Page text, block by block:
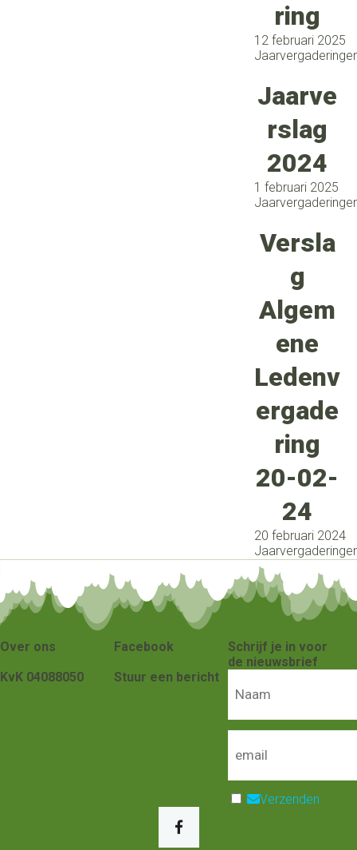
ring
12 februari 2025
Jaarve
rslag
2024
1 februari 2025
Versla
g
Algem
ene
Ledenv
ergade
ring
20-02-
24
20 februari 2024
Over ons
KvK 04088050
Facebook
Stuur een bericht
Schrijf je in voor
de nieuwsbrief
Verzenden